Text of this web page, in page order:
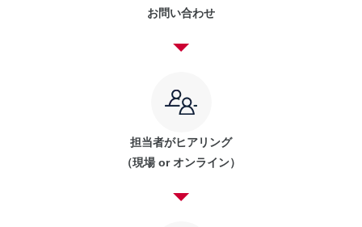
お問い合わせ
担当者がヒアリング
（現場 or オンライン）